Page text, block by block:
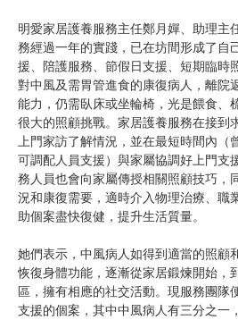
明愛家居護養服務主任鄭月嬋、助理主
務經過一年的實踐，已在坊間形成了自
援、陪護服務、節假日支援、短期臨時
對中風及需胃管進食的康復病人，離院
能力，仍需臥床或坐輪椅，光是餵食、
很大的照顧挑戰。家居護養服務在接到
上門家訪了解情況，並在最短時間內
可調配人員支援）與家屬協調好上門支
務人員也會向家屬傳授相關照顧技巧，
況和康復需要，適時介入物理治療、職
助個案盡快復健，提升生活質量。
她們表示，中風病人如得到適當的照顧
恢復身體功能，逐漸從家居鍛煉開始，
區，擁有相應的社交活動。現服務團隊
支援的個案，其中中風病人有三分之一